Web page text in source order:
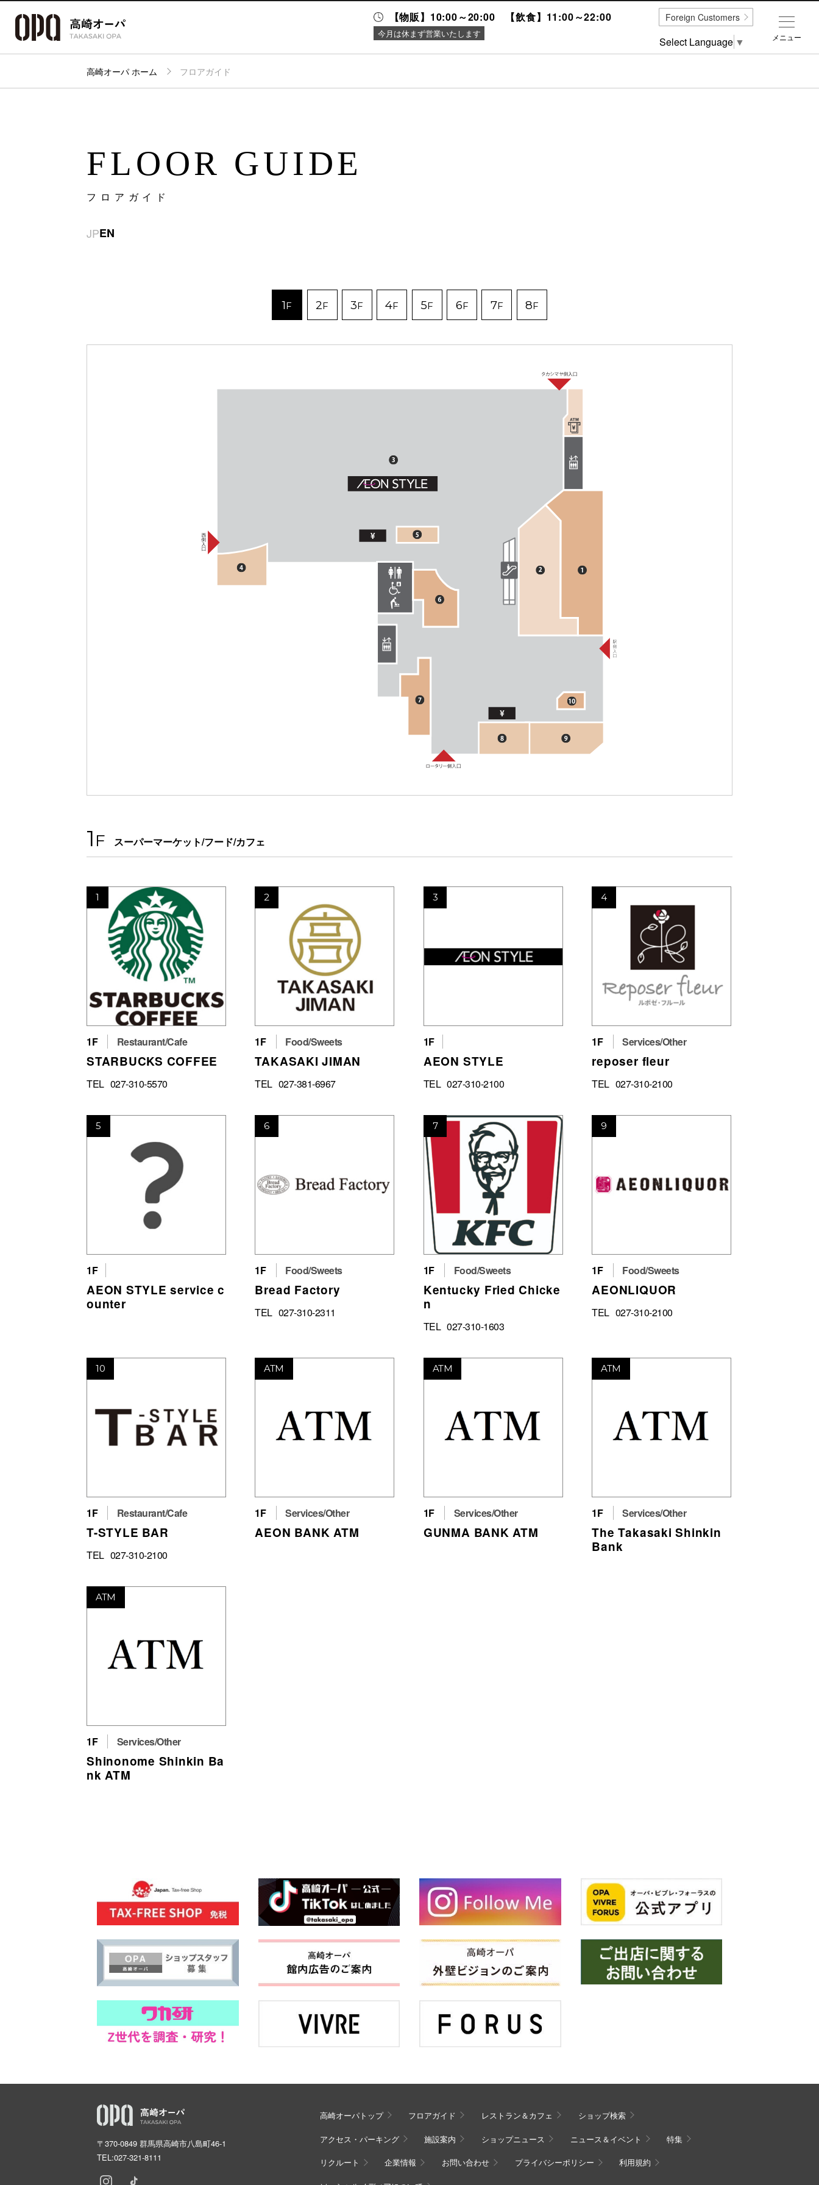
【物販】10:00～20:00 【飲食】11:00～22:00
今月は休まず営業いたします
パーキング
イベント
高崎オーパ ホーム フロアガイド
FLOOR GUIDE
フロアガイド
JPEN
1F 2F 3F 4F 5F 6F 7F 8F
1 F スーパーマーケット/フード/カフェ
1
1F Restaurant/Cafe
STARBUCKS COFFEE
TEL 027-310-5570
2
1F Food/Sweets
TAKASAKI JIMAN
TEL 027-381-6967
3
1F
AEON STYLE
TEL 027-310-2100
4
1F Services/Other
reposer fleur
TEL 027-310-2100
5
1F
AEON STYLE service c
ounter
6
1F Food/Sweets
Bread Factory
TEL 027-310-2311
7
1F Food/Sweets
Kentucky Fried Chicke
n
TEL 027-310-1603
9
1F Food/Sweets
AEONLIQUOR
TEL 027-310-2100
10
1F Restaurant/Cafe
T-STYLE BAR
TEL 027-310-2100
ATM
1F Services/Other
AEON BANK ATM
ATM
1F Services/Other
GUNMA BANK ATM
ATM
1F Services/Other
The Takasaki Shinkin
Bank
ATM
1F Services/Other
Shinonome Shinkin Ba
nk ATM
〒370-0849 群馬県高崎市八島町46-1
TEL:027-321-8111
高崎オーパトップ フロアガイド レストラン＆カフェ ショップ検索
アクセス・パーキング 施設案内 ショップニュース ニュース＆イベント 特集
リクルート 企業情報 お問い合わせ プライバシーポリシー 利用規約
メニュー
Foreign Customers
Select Language ▼